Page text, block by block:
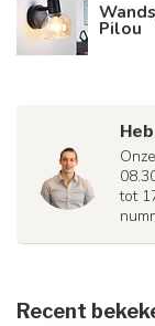
Pilou
tot
Recent